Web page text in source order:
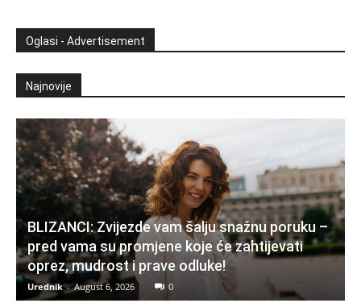
Oglasi - Advertisement
Najnovije
BLIZANCI: Zvijezde vam šalju snažnu poruku –
pred vama su promjene koje će zahtijevati
oprez, mudrost i prave odluke!
Urednik - August 6, 2026 0